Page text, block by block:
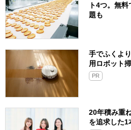
ト4つ。無
題も
手でふくよ
用ロボット
PR
20年積み重
を追求した1